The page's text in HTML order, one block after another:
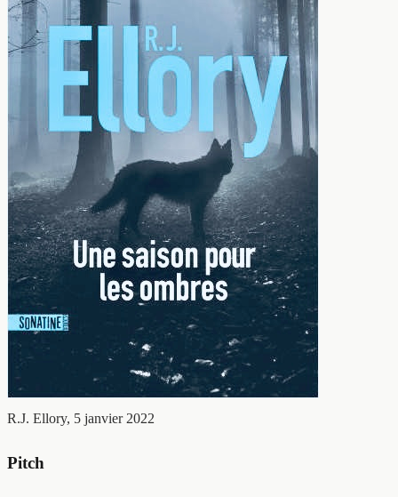
R.J. Ellory, 5 janvier 2022
Pitch